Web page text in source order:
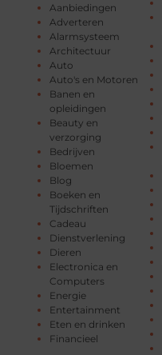
Aanbiedingen
Adverteren
Alarmsysteem
Architectuur
Auto
Auto's en Motoren
Banen en
opleidingen
Beauty en
verzorging
Bedrijven
Bloemen
Blog
Boeken en
Tijdschriften
Cadeau
Dienstverlening
Dieren
Electronica en
Computers
Energie
Entertainment
Eten en drinken
Financieel